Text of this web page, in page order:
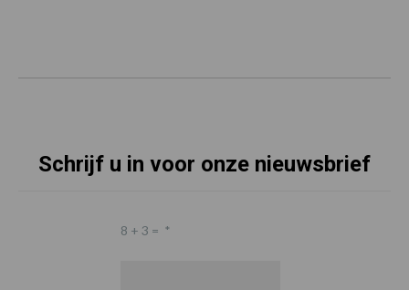
Schrijf u in voor onze nieuwsbrief
8 + 3 = *